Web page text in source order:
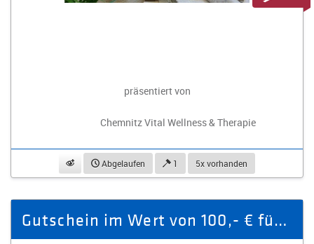
präsentiert von
Chemnitz Vital Wellness & Therapie
beobachtenAbgelaufen 1 5x vorhanden
Gutschein im Wert von 100,- € für Reiterferien